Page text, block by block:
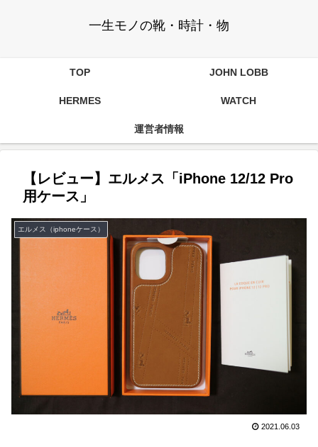
一生モノの靴・時計・物
TOP JOHN LOBB
HERMES WATCH
運営者情報
【レビュー】エルメス「iPhone 12/12 Pro
用ケース」
エルメス（iphoneケース）
2021.06.03